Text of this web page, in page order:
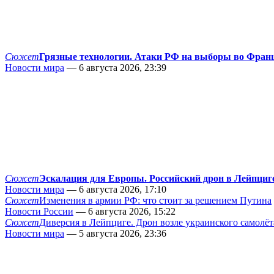
СюжетГрязные технологии. Атаки РФ на выборы во
Новости мира — 6 августа 2026, 23:39
СюжетЭскалация для Европы. Российский дрон в
Новости мира — 6 августа 2026, 17:10
СюжетИзменения в армии РФ: что стоит за решением Путина
Новости России — 6 августа 2026, 15:22
СюжетДиверсия в Лейпциге. Дрон возле украинского
Новости мира — 5 августа 2026, 23:36